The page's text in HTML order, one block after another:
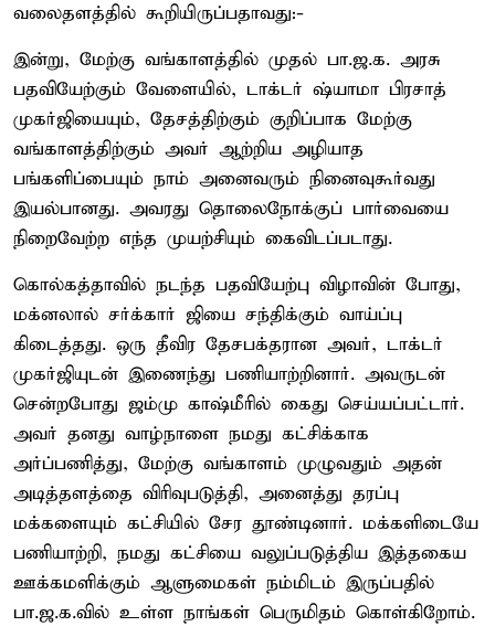
வலைதளத்தில் கூறியிருப்பதாவது:-
இன்று, மேற்கு வங்காளத்தில் முதல் பா.ஜ.க. அரசு
பதவியேற்கும் வேளையில், டாக்டர் ஷ்யாமா பிரசாத்
முகர்ஜியையும், தேசத்திற்கும் குறிப்பாக மேற்கு
வங்காளத்திற்கும் அவர் ஆற்றிய அழியாத
பங்களிப்பையும் நாம் அனைவரும் நினைவுகூர்வது
இயல்பானது. அவரது தொலைநோக்குப் பார்வையை
நிறைவேற்ற எந்த முயற்சியும் கைவிடப்படாது.
கொல்கத்தாவில் நடந்த பதவியேற்பு விழாவின் போது, ​​
மக்னலால் சர்க்கார் ஜியை சந்திக்கும் வாய்ப்பு
கிடைத்தது. ஒரு தீவிர தேசபக்தரான அவர், டாக்டர்
முகர்ஜியுடன் இணைந்து பணியாற்றினார். அவருடன்
சென்றபோது ஜம்மு காஷ்மீரில் கைது செய்யப்பட்டார்.
அவர் தனது வாழ்நாளை நமது கட்சிக்காக
அர்ப்பணித்து, மேற்கு வங்காளம் முழுவதும் அதன்
அடித்தளத்தை விரிவுபடுத்தி, அனைத்து தரப்பு
மக்களையும் கட்சியில் சேர தூண்டினார். மக்களிடையே
பணியாற்றி, நமது கட்சியை வலுப்படுத்திய இத்தகைய
ஊக்கமளிக்கும் ஆளுமைகள் நம்மிடம் இருப்பதில்
பா.ஜ.க.வில் உள்ள நாங்கள் பெருமிதம் கொள்கிறோம்.